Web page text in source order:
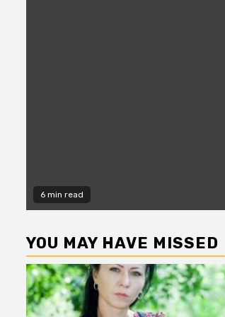
6 min read
YOU MAY HAVE MISSED